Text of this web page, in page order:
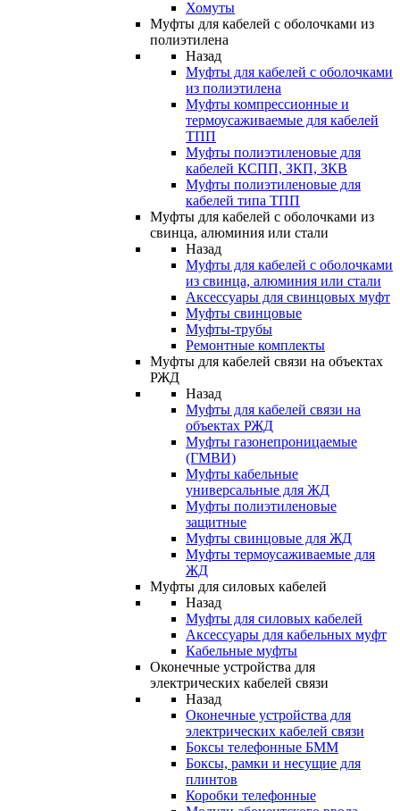
Хомуты
Муфты для кабелей с оболочками из
полиэтилена
Назад
Муфты для кабелей с оболочками
из полиэтилена
Муфты компрессионные и
термоусаживаемые для кабелей
ТПП
Муфты полиэтиленовые для
кабелей КСПП, ЗКП, ЗКВ
Муфты полиэтиленовые для
кабелей типа ТПП
Муфты для кабелей с оболочками из
свинца, алюминия или стали
Назад
Муфты для кабелей с оболочками
из свинца, алюминия или стали
Аксессуары для свинцовых муфт
Муфты свинцовые
Муфты-трубы
Ремонтные комплекты
Муфты для кабелей связи на объектах
РЖД
Назад
Муфты для кабелей связи на
объектах РЖД
Муфты газонепроницаемые
(ГМВИ)
Муфты кабельные
универсальные для ЖД
Муфты полиэтиленовые
защитные
Муфты свинцовые для ЖД
Муфты термоусаживаемые для
ЖД
Муфты для силовых кабелей
Назад
Муфты для силовых кабелей
Аксессуары для кабельных муфт
Кабельные муфты
Оконечные устройства для
электрических кабелей связи
Назад
Оконечные устройства для
электрических кабелей связи
Боксы телефонные БММ
Боксы, рамки и несущие для
плинтов
Коробки телефонные